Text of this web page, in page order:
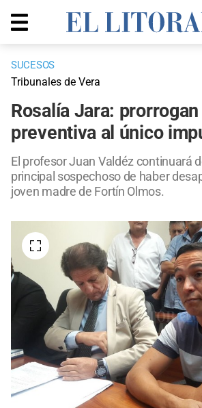
SUCESOS
Tribunales de Vera
Rosalía Jara:
preventiva al único
El profesor Juan Valdéz continuará
principal sospechoso de haber
joven madre de Fortín Olmos.